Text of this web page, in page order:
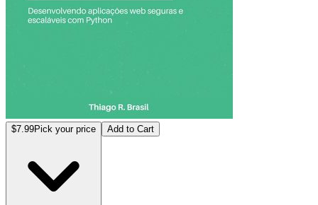
$7.99Pick your price Add to Cart